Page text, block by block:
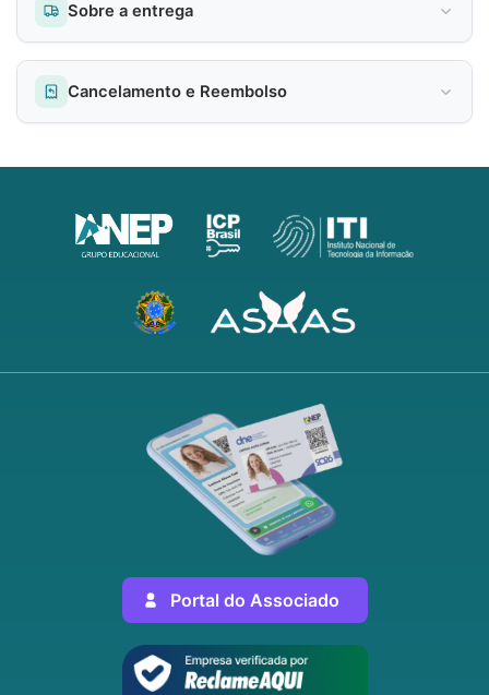
Sobre a entrega
Cancelamento e Reembolso
Portal do Associado